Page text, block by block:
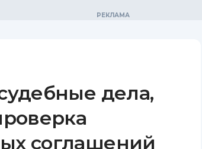
дела,
соглашений